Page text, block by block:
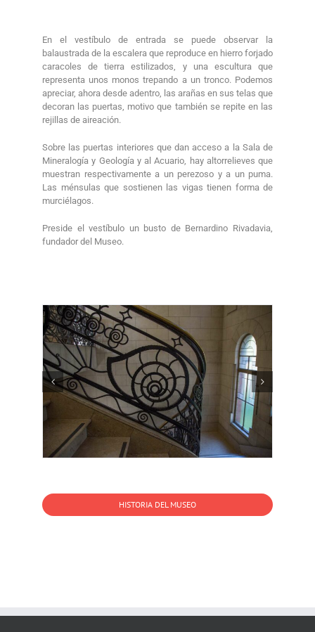
En el vestíbulo de entrada se puede observar la
balaustrada de la escalera que reproduce en hierro forjado
caracoles de tierra estilizados, y una escultura que
representa unos monos trepando a un tronco. Podemos
apreciar, ahora desde adentro, las arañas en sus telas que
decoran las puertas, motivo que también se repite en las
rejillas de aireación.
Sobre las puertas interiores que dan acceso a la Sala de
Mineralogía y Geología y al Acuario, hay altorrelieves que
muestran respectivamente a un perezoso y a un puma.
Las ménsulas que sostienen las vigas tienen forma de
murciélagos.
Preside el vestíbulo un busto de Bernardino Rivadavia,
fundador del Museo.
HISTORIA DEL MUSEO